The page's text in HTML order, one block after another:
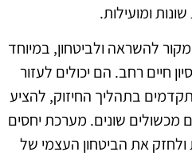
ומועילות.
להשראה ולביטחון, במיוחד
חיים רחב. הם יכולים לעזור
בתהליך החיזוק, להציע
מכשולים שונים. מערכת יחסים
ולחזק את הביטחון העצמי של